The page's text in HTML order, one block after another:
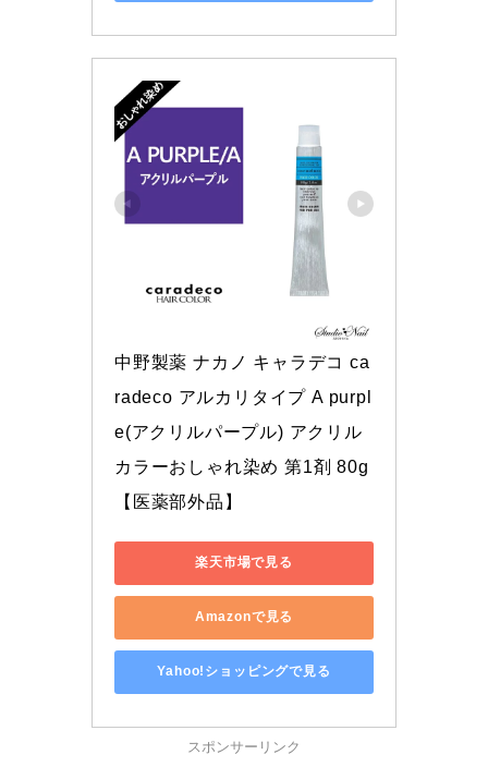
中野製薬 ナカノ キャラデコ ca
radeco アルカリタイプ A purpl
e(アクリルパープル) アクリル
カラーおしゃれ染め 第1剤 80g
【医薬部外品】
楽天市場で見る
Amazonで見る
Yahoo!ショッピングで見る
スポンサーリンク